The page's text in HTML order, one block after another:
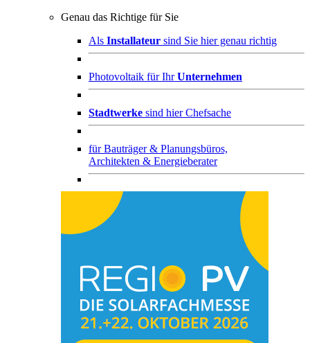
Genau das Richtige für Sie
Als Installateur sind Sie hier genau richtig
Photovoltaik für IhrUnternehmen
Stadtwerke sind hier Chefsache
fürBauträger & Planungsbüros,
Architekten & Energieberater